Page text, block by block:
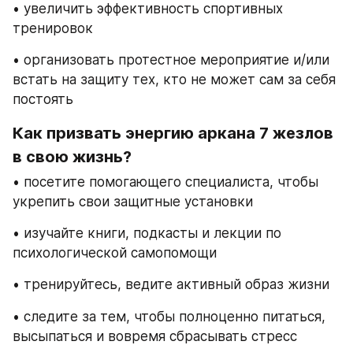
• увеличить эффективность спортивных
тренировок
• организовать протестное мероприятие и/или
встать на защиту тех, кто не может сам за себя
постоять
Как призвать энергию аркана 7 жезлов
в свою жизнь?
• посетите помогающего специалиста, чтобы
укрепить свои защитные установки
• изучайте книги, подкасты и лекции по
психологической самопомощи
• тренируйтесь, ведите активный образ жизни
• следите за тем, чтобы полноценно питаться,
высыпаться и вовремя сбрасывать стресс